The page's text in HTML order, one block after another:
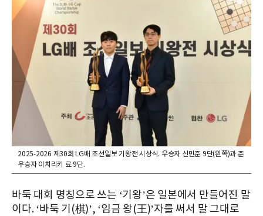
2025-2026 제30회 LG배 조선일보 기왕전 시상식. 우승자 신민준 9단(왼쪽)과 준
우승자 이치리키 료 9단.
바둑 대회 명칭으로 쓰는 ‘기왕’은 일본에서 만들어진 말
이다. ‘바둑 기(棋)’, ‘임금 왕(王)’자를 써서 말 그대로